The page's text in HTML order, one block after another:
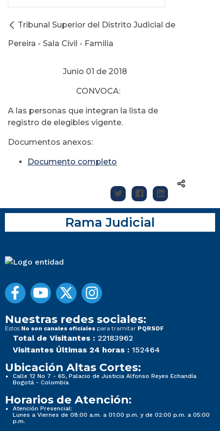
Tribunal Superior del Distrito Judicial de
Pereira - Sala Civil - Familia
Junio 01 de 2018
CONVOCA:
A las personas que integran la lista de
registro de elegibles vigente.
Documentos anexos:
Documento completo
Rama Judicial
Nuestras redes sociales:
Estos No son canales oficiales para tramitar PQRSDF
Total de Visitantes : 22183962
Visitantes Últimas 24 horas : 152464
Ubicación Altas Cortes:
Calle 12 No 7 - 65, Palacio de Justicia Alfonso Reyes Echandía
Bogotá - Colombia
Horarios de Atención:
Atención Presencial:
Lunes a Viernes de 08:00 a.m. a 01:00 p.m. y de 02:00 p.m. a 05:00
p.m.